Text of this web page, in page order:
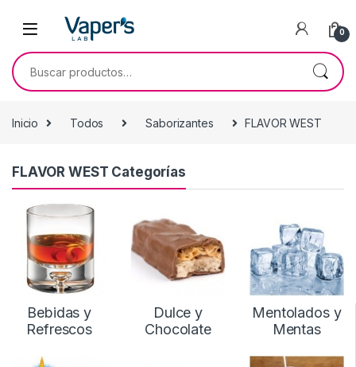
0
Inicio Todos Saborizantes FLAVOR WEST
FLAVOR WEST Categorías
Bebidas y
Refrescos
Dulce y
Chocolate
Mentolados y
Mentas